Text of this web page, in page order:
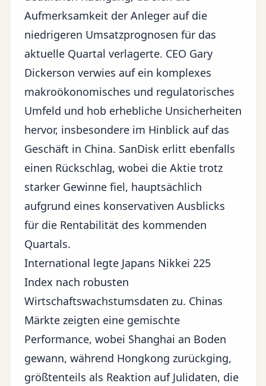
Aufmerksamkeit der Anleger auf die
niedrigeren Umsatzprognosen für das
aktuelle Quartal verlagerte. CEO Gary
Dickerson verwies auf ein komplexes
makroökonomisches und regulatorisches
Umfeld und hob erhebliche Unsicherheiten
hervor, insbesondere im Hinblick auf das
Geschäft in China. SanDisk erlitt ebenfalls
einen Rückschlag, wobei die Aktie trotz
starker Gewinne fiel, hauptsächlich
aufgrund eines konservativen Ausblicks
für die Rentabilität des kommenden
Quartals.
International legte Japans Nikkei 225
Index nach robusten
Wirtschaftswachstumsdaten zu. Chinas
Märkte zeigten eine gemischte
Performance, wobei Shanghai an Boden
gewann, während Hongkong zurückging,
größtenteils als Reaktion auf Julidaten, die